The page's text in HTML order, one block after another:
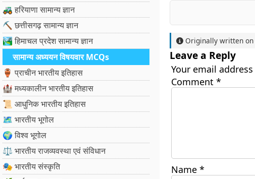
🚜 हरियाणा सामान्य ज्ञान
⛏️ छत्तीसगढ़ सामान्य ज्ञान
🏞️ हिमाचल प्रदेश सामान्य ज्ञान
सामान्य अध्ययन विषयवार MCQs
🏺 प्राचीन भारतीय इतिहास
🏰 मध्यकालीन भारतीय इतिहास
📜 आधुनिक भारतीय इतिहास
🗺️ भारतीय भूगोल
🌍 विश्व भूगोल
⚖️ भारतीय राजव्यवस्था एवं संविधान
🎭 भारतीय संस्कृति
Originally written on
Leave a Reply
Your email
Comment *
Name *